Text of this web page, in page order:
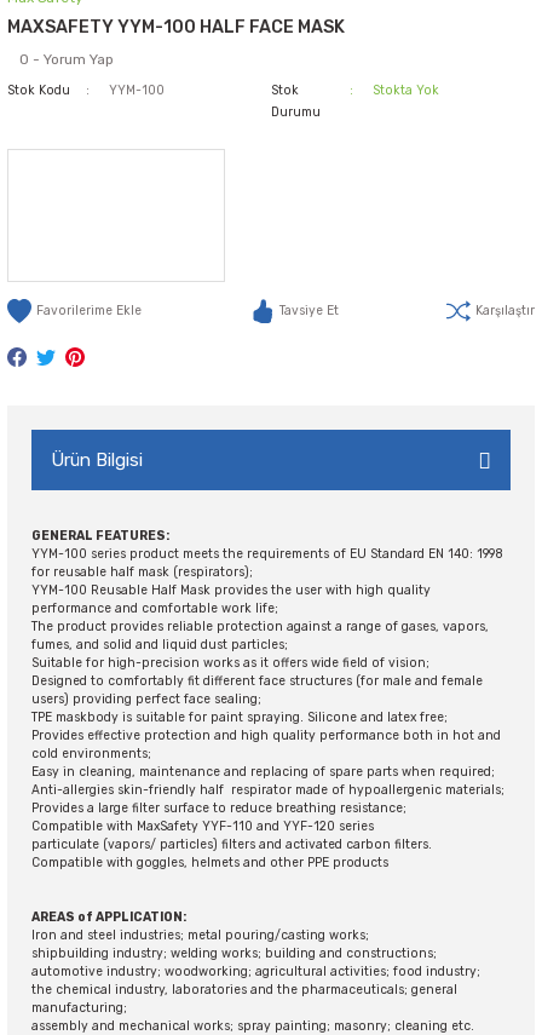
MAXSAFETY YYM-100 HALF FACE MASK
0 - Yorum Yap
Stok Kodu YYM-100
Stok
Durumu
Stokta Yok
Tavsiye Et Karşılaştır
Ürün Bilgisi
GENERAL FEATURES:
YYM-100 series product meets the requirements of EU Standard EN 140: 1998
for reusable half mask (respirators);
YYM-100 Reusable Half Mask provides the user with high quality
performance and comfortable work life;
The product provides reliable protection against a range of gases, vapors,
fumes, and solid and liquid dust particles;
Suitable for high-precision works as it offers wide field of vision;
Designed to comfortably fit different face structures (for male and female
users) providing perfect face sealing;
TPE maskbody is suitable for paint spraying. Silicone and latex free;
Provides effective protection and high quality performance both in hot and
cold environments;
Easy in cleaning, maintenance and replacing of spare parts when required;
Anti-allergies skin-friendly half respirator made of hypoallergenic materials;
Provides a large filter surface to reduce breathing resistance;
Compatible with MaxSafety YYF-110 and YYF-120 series
particulate (vapors/ particles) filters and activated carbon filters.
Compatible with goggles, helmets and other PPE products
AREAS of APPLICATION:
Iron and steel industries; metal pouring/casting works;
shipbuilding industry; welding works; building and constructions;
automotive industry; woodworking; agricultural activities; food industry;
the chemical industry, laboratories and the pharmaceuticals; general
manufacturing;
assembly and mechanical works; spray painting; masonry; cleaning etc.